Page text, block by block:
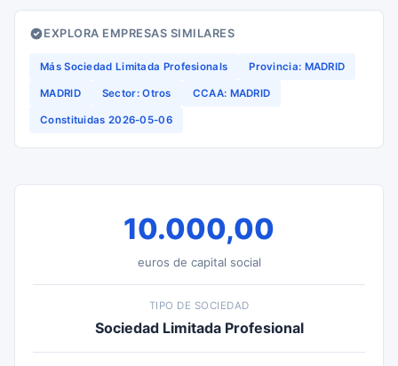
EXPLORA EMPRESAS SIMILARES
Más Sociedad Limitada Profesionals Provincia: MADRID
MADRID Sector: Otros CCAA: MADRID
Constituidas 2026-05-06
10.000,00
euros de capital social
TIPO DE SOCIEDAD
Sociedad Limitada Profesional